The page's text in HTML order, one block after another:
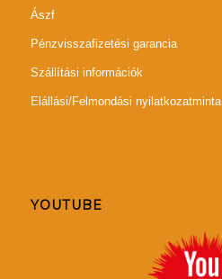
Ászf
Pénzvisszafizetési garancia
Szállítási információk
Elállási/Felmondási nyilatkozatminta
YOUTUBE